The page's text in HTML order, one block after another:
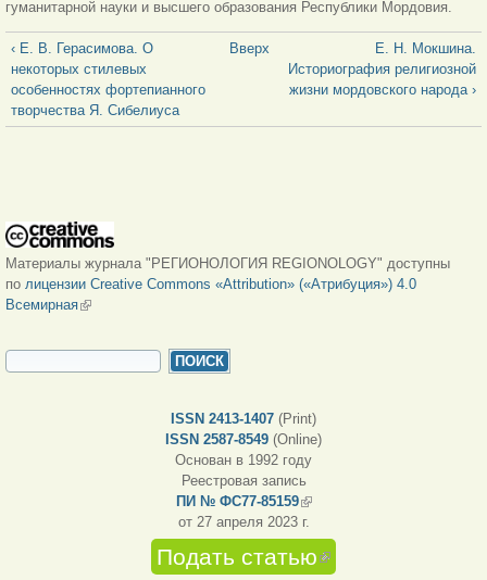
гуманитарной науки и высшего образования Республики Мордовия.
‹ Е. В. Герасимова. О
некоторых стилевых
особенностях фортепианного
творчества Я. Сибелиуса
Вверх
Е. Н. Мокшина.
Историография религиозной
жизни мордовского народа ›
Материалы журнала "РЕГИОНОЛОГИЯ REGIONOLOGY" доступны
по лицензии Creative Commons «Attribution» («Атрибуция») 4.0
Всемирная(внешняя ссылка)
ФОРМА ПОИСКА
ISSN 2413-1407 (Print)
ISSN 2587-8549 (Online)
Основан в 1992 году
Реестровая запись
ПИ № ФС77-85159(внешняя ссылка)
от 27 апреля 2023 г.
Подать статью